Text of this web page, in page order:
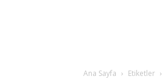
Ana Sayfa Etiketler